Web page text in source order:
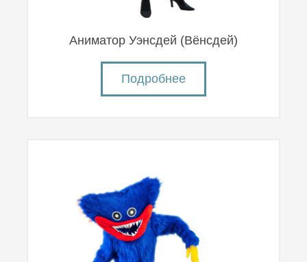
Аниматор Уэнсдей (Вëнсдей)
Подробнее